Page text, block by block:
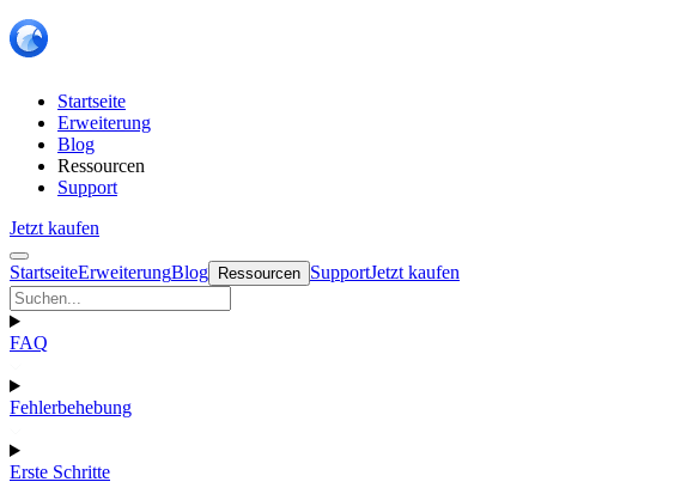
Startseite
Erweiterung
Blog
Ressourcen
Support
Jetzt kaufen
StartseiteErweiterungBlog Ressourcen SupportJetzt kaufen
FAQ
Fehlerbehebung
Erste Schritte